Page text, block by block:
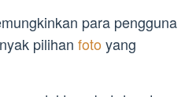
para pengguna
pilihan foto yang